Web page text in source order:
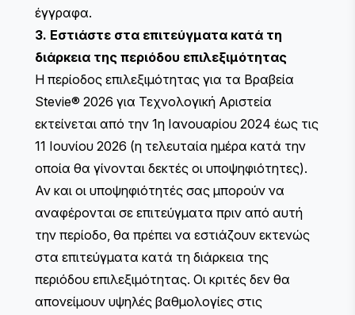
έγγραφα.
3. Εστιάστε στα επιτεύγματα κατά τη
διάρκεια της περιόδου επιλεξιμότητας
Η περίοδος επιλεξιμότητας για τα Βραβεία
Stevie® 2026 για Τεχνολογική Αριστεία
εκτείνεται από την 1η Ιανουαρίου 2024 έως τις
11 Ιουνίου 2026 (η τελευταία ημέρα κατά την
οποία θα γίνονται δεκτές οι υποψηφιότητες).
Αν και οι υποψηφιότητές σας μπορούν να
αναφέρονται σε επιτεύγματα πριν από αυτή
την περίοδο, θα πρέπει να εστιάζουν εκτενώς
στα επιτεύγματα κατά τη διάρκεια της
περιόδου επιλεξιμότητας. Οι κριτές δεν θα
απονείμουν υψηλές βαθμολογίες στις